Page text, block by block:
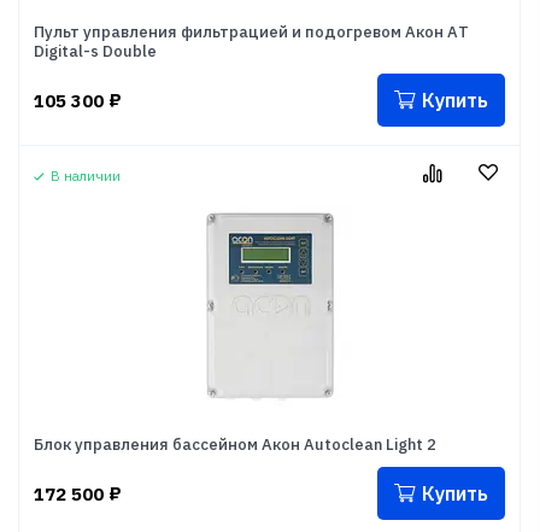
Пульт управления фильтрацией и подогревом Акон АT
Digital-s Double
105 300 ₽ Купить
В наличии
Блок управления бассейном Акон Autoclean Light 2
172 500 ₽ Купить